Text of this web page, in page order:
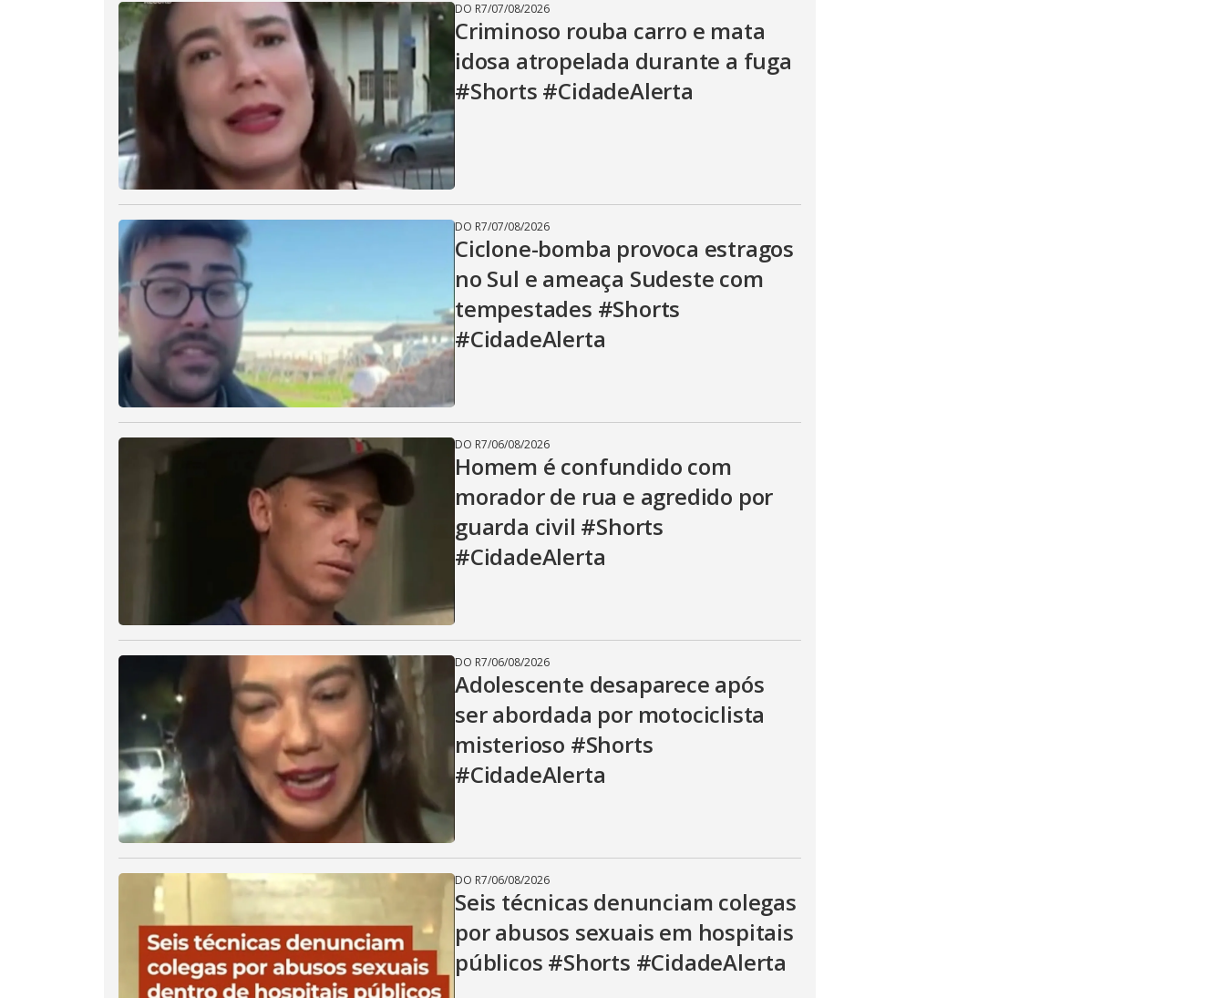
DO R7/07/08/2026
Criminoso rouba carro e mata
idosa atropelada durante a fuga
#Shorts #CidadeAlerta
DO R7/07/08/2026
Ciclone-bomba provoca estragos
no Sul e ameaça Sudeste com
tempestades #Shorts
#CidadeAlerta
DO R7/06/08/2026
Homem é confundido com
morador de rua e agredido por
guarda civil #Shorts
#CidadeAlerta
DO R7/06/08/2026
Adolescente desaparece após
ser abordada por motociclista
misterioso #Shorts
#CidadeAlerta
DO R7/06/08/2026
Seis técnicas denunciam colegas
por abusos sexuais em hospitais
públicos #Shorts #CidadeAlerta